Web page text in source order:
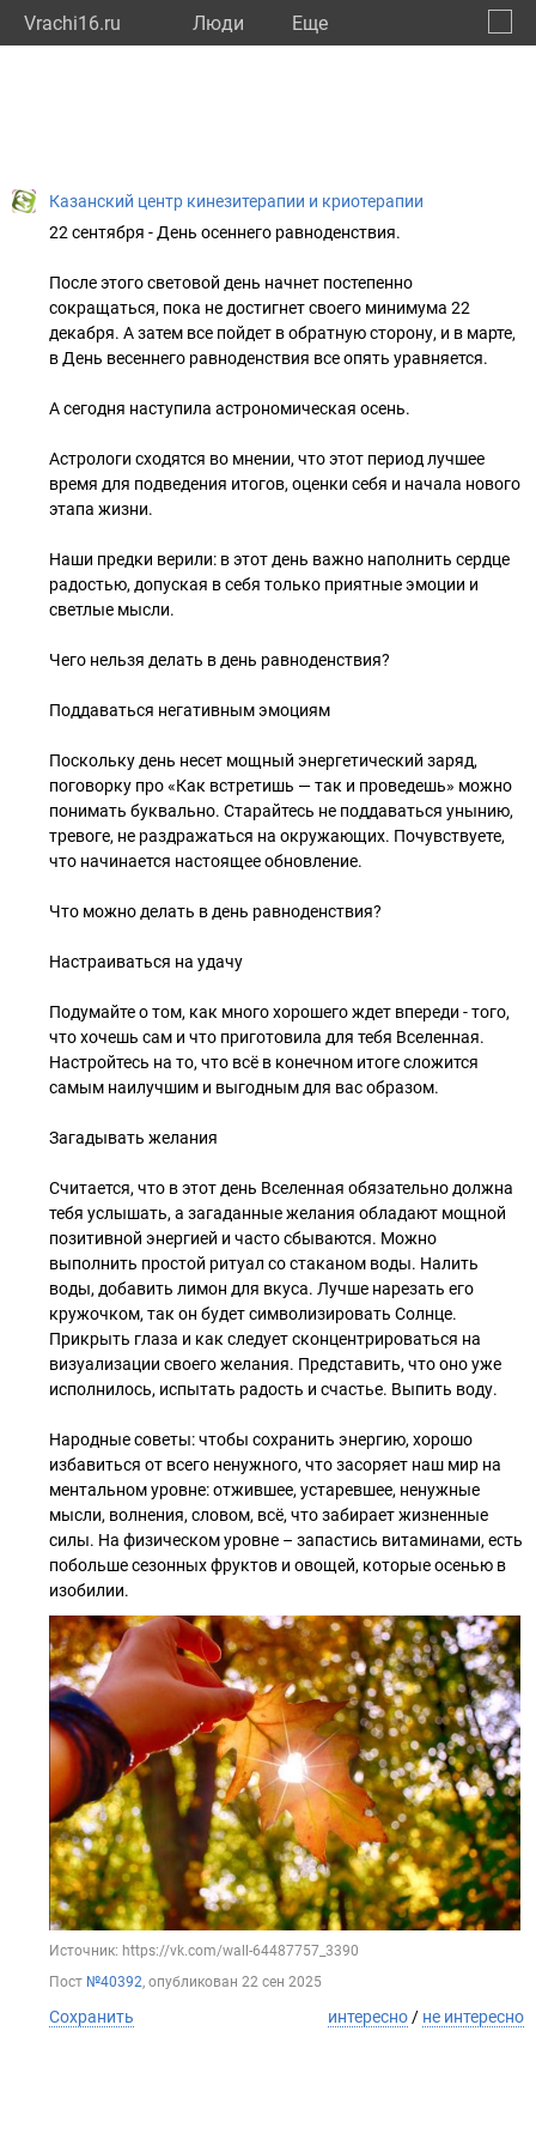
Vrachi16.ru Люди Eще
Казанский центр кинезитерапии и криотерапии
22 сентября - День осеннего равноденствия.
После этого световой день начнет постепенно
сокращаться, пока не достигнет своего минимума 22
декабря. А затем все пойдет в обратную сторону, и в марте,
в День весеннего равноденствия все опять уравняется.
А сегодня наступила астрономическая осень.
Астрологи сходятся во мнении, что этот период лучшее
время для подведения итогов, оценки себя и начала нового
этапа жизни.
Наши предки верили: в этот день важно наполнить сердце
радостью, допуская в себя только приятные эмоции и
светлые мысли.
Чего нельзя делать в день равноденствия?
Поддаваться негативным эмоциям
Поскольку день несет мощный энергетический заряд,
поговорку про «Как встретишь — так и проведешь» можно
понимать буквально. Старайтесь не поддаваться унынию,
тревоге, не раздражаться на окружающих. Почувствуете,
что начинается настоящее обновление.
Что можно делать в день равноденствия?
Настраиваться на удачу
Подумайте о том, как много хорошего ждет впереди - того,
что хочешь сам и что приготовила для тебя Вселенная.
Настройтесь на то, что всё в конечном итоге сложится
самым наилучшим и выгодным для вас образом.
Загадывать желания
Считается, что в этот день Вселенная обязательно должна
тебя услышать, а загаданные желания обладают мощной
позитивной энергией и часто сбываются. Можно
выполнить простой ритуал со стаканом воды. Налить
воды, добавить лимон для вкуса. Лучше нарезать его
кружочком, так он будет символизировать Солнце.
Прикрыть глаза и как следует сконцентрироваться на
визуализации своего желания. Представить, что оно уже
исполнилось, испытать радость и счастье. Выпить воду.
Народные советы: чтобы сохранить энергию, хорошо
избавиться от всего ненужного, что засоряет наш мир на
ментальном уровне: отжившее, устаревшее, ненужные
мысли, волнения, словом, всё, что забирает жизненные
силы. На физическом уровне – запастись витаминами, есть
побольше сезонных фруктов и овощей, которые осенью в
изобилии.
Источник: https://vk.com/wall-64487757_3390
Пост №40392, опубликован 22 сен 2025
Сохранить интересно / не интересно